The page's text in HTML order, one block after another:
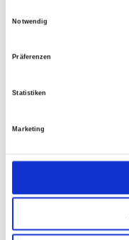
Notwendig
Präferenzen
Statistiken
Marketing